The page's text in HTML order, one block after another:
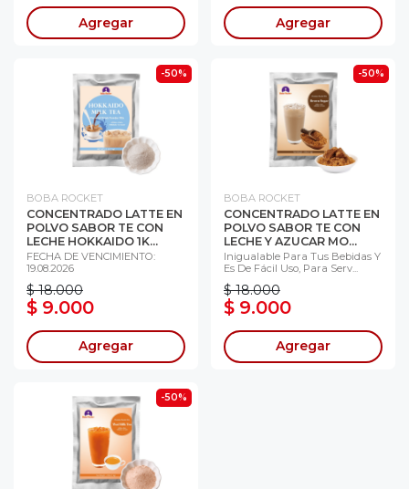
Agregar Agregar
-50%
BOBA ROCKET
CONCENTRADO LATTE EN
POLVO SABOR TE CON
LECHE HOKKAIDO 1K...
FECHA DE VENCIMIENTO:
19.08.2026
$ 18.000
$ 9.000
Agregar
-50%
BOBA ROCKET
CONCENTRADO LATTE EN
POLVO SABOR TE CON
LECHE Y AZUCAR MO...
Inigualable Para Tus Bebidas Y
Es De Fácil Uso, Para Serv...
$ 18.000
$ 9.000
Agregar
-50%